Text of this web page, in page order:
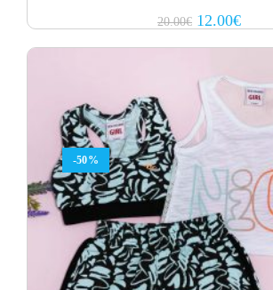
20.00€ Original
price
12.00€Current
price
-50%